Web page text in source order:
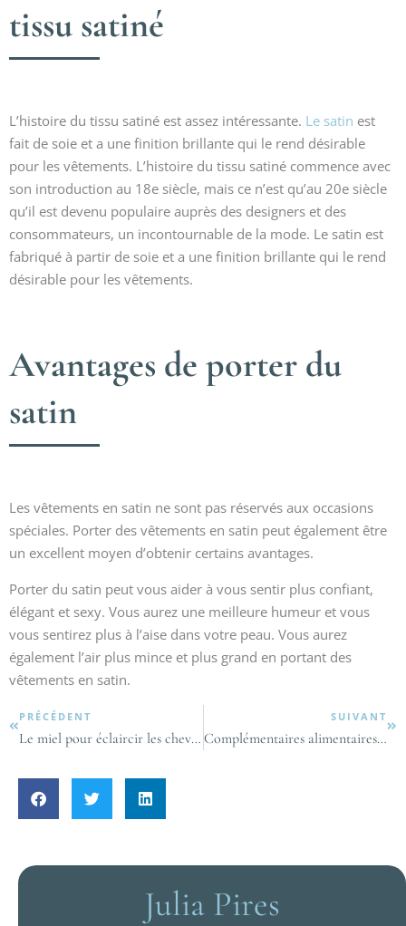
tissu satiné
L’histoire du tissu satiné est assez intéressante. Le satin est
fait de soie et a une finition brillante qui le rend désirable
pour les vêtements. L’histoire du tissu satiné commence avec
son introduction au 18e siècle, mais ce n’est qu’au 20e siècle
qu’il est devenu populaire auprès des designers et des
consommateurs, un incontournable de la mode. Le satin est
fabriqué à partir de soie et a une finition brillante qui le rend
désirable pour les vêtements.
Avantages de porter du
satin
Les vêtements en satin ne sont pas réservés aux occasions
spéciales. Porter des vêtements en satin peut également être
un excellent moyen d’obtenir certains avantages.
Porter du satin peut vous aider à vous sentir plus confiant,
élégant et sexy. Vous aurez une meilleure humeur et vous
vous sentirez plus à l’aise dans votre peau. Vous aurez
également l’air plus mince et plus grand en portant des
vêtements en satin.
PRÉCÉDENT
Le miel pour éclaircir les cheveux, ça fonctionne !
SUIVANT
Complémentaires alimentaires : sont-ils intéressants pour tous ?
Julia Pires